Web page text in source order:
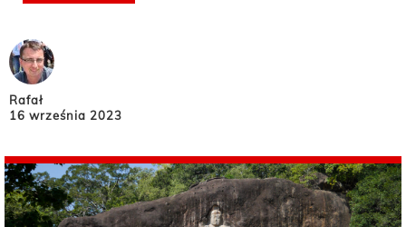
Rafał
16 września 2023